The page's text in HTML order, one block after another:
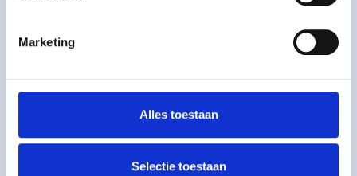
Marketing
Alles toestaan
Selectie toestaan
Hulpmiddel
VSBfonds
VSBfonds streeft naar een sociale, inclusieve en
creatieve samenleving waarin iedereen wil, mag en
kan meedoen. Onze verandertheorie laat zien hoe
en de organisaties die we ondersteunen.